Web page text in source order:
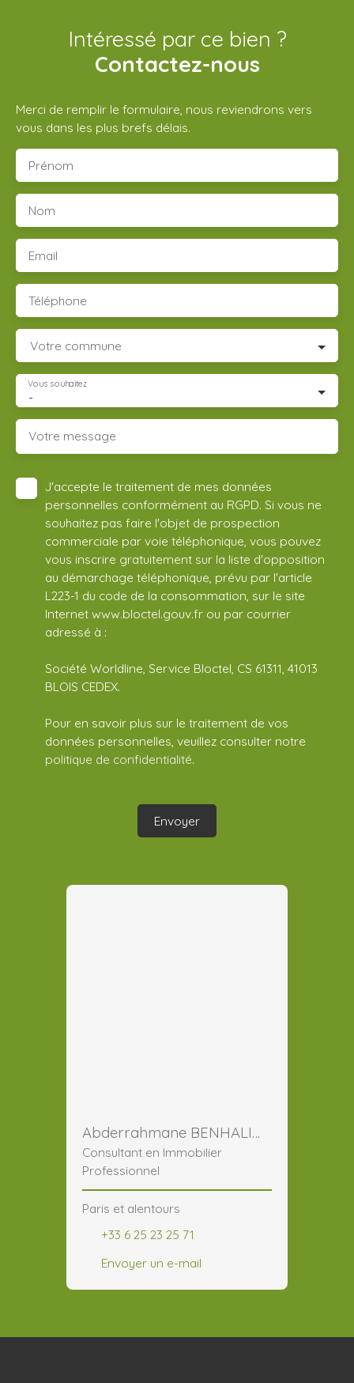
Intéressé par ce bien ?
Contactez-nous
Merci de remplir le formulaire, nous reviendrons vers
vous dans les plus brefs délais.
Prénom
Nom
Email
Téléphone
Votre commune
-
Vous souhaitez
Votre message
J'accepte le traitement de mes données
personnelles conformément au RGPD. Si vous ne
souhaitez pas faire l'objet de prospection
commerciale par voie téléphonique, vous pouvez
vous inscrire gratuitement sur la liste d'opposition
au démarchage téléphonique, prévu par l'article
L223-1 du code de la consommation, sur le site
Internet www.bloctel.gouv.fr ou par courrier
adressé à :
Société Worldline, Service Bloctel, CS 61311, 41013
BLOIS CEDEX.
Pour en savoir plus sur le traitement de vos
données personnelles, veuillez consulter notre
politique de confidentialité.
Envoyer
Abderrahmane BENHALIMA
Consultant en Immobilier
Professionnel
Paris et alentours
+33 6 25 23 25 71
Envoyer un e-mail